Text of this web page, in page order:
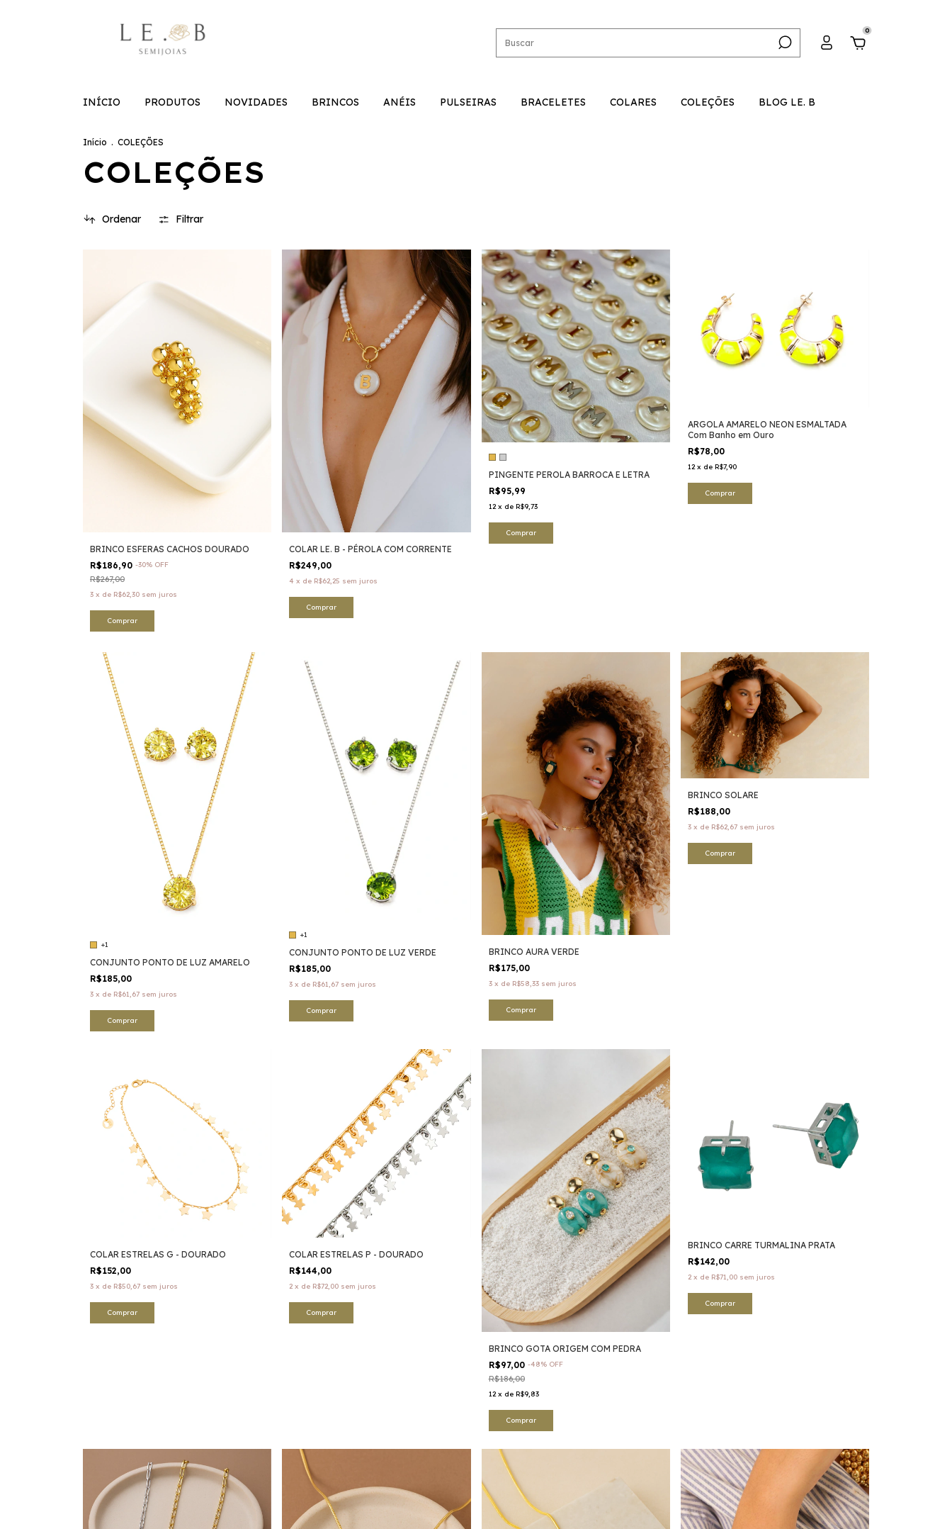
0
INÍCIO PRODUTOS NOVIDADES BRINCOS ANÉIS PULSEIRAS BRACELETES COLARES COLEÇÕES BLOG LE. B
Início . COLEÇÕES
COLEÇÕES
Ordenar Filtrar
BRINCO ESFERAS CACHOS DOURADO
R$186,90 -30% OFF
R$267,00
3 x de R$62,30 sem juros
COLAR LE. B - PÉROLA COM CORRENTE
R$249,00
4 x de R$62,25 sem juros
Comprar
PINGENTE PEROLA BARROCA E LETRA
R$95,99
12 x de R$9,73
Comprar
ARGOLA AMARELO NEON ESMALTADA
Com Banho em Ouro
R$78,00
12 x de R$7,90
+1
CONJUNTO PONTO DE LUZ AMARELO
R$185,00
3 x de R$61,67 sem juros
Comprar
+1
CONJUNTO PONTO DE LUZ VERDE
R$185,00
3 x de R$61,67 sem juros
Comprar
BRINCO AURA VERDE
R$175,00
3 x de R$58,33 sem juros
BRINCO SOLARE
R$188,00
3 x de R$62,67 sem juros
COLAR ESTRELAS G - DOURADO
R$152,00
3 x de R$50,67 sem juros
COLAR ESTRELAS P - DOURADO
R$144,00
2 x de R$72,00 sem juros
BRINCO GOTA ORIGEM COM PEDRA
R$97,00 -48% OFF
R$186,00
12 x de R$9,83
Comprar
BRINCO CARRE TURMALINA PRATA
R$142,00
2 x de R$71,00 sem juros